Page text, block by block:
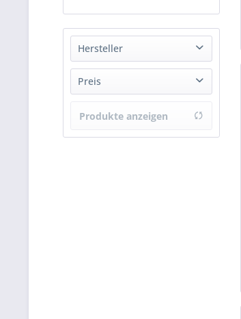
Hersteller
DIT GmbH
LGT GmbH
Preis
bis
Produkte anzeigen